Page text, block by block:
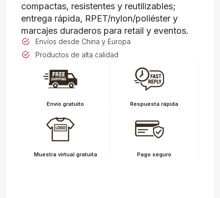
compactas, resistentes y reutilizables;
entrega rápida, RPET/nylon/poliéster y
marcajes duraderos para retail y eventos.
Envíos desde China y Europa
Productos de alta calidad
Envío gratuito Respuesta rápida
Muestra virtual gratuita Pago seguro